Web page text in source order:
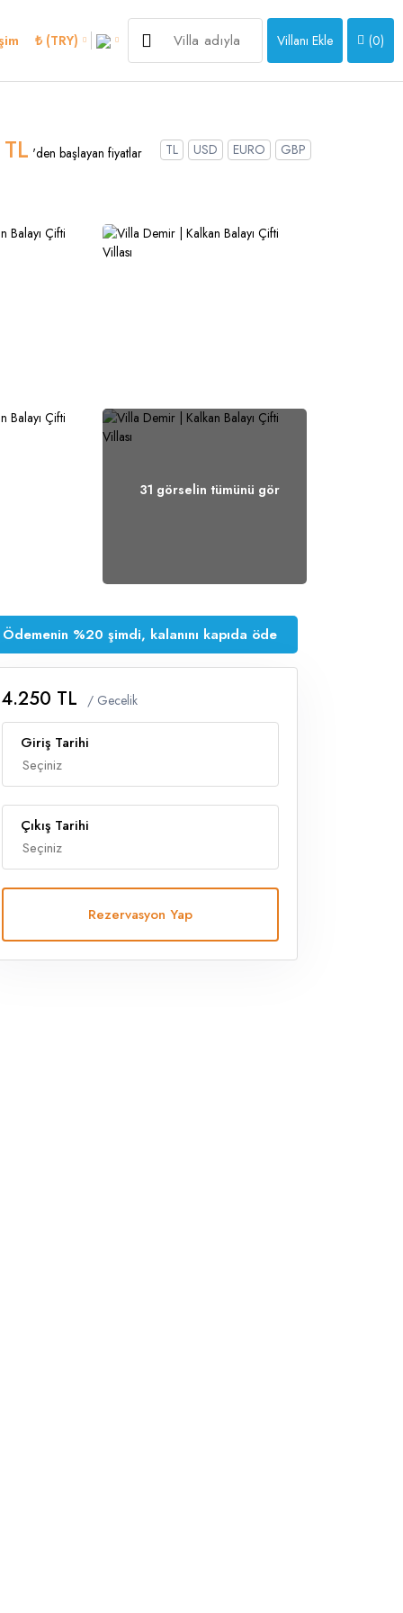
₺ (TRY) Villanı Ekle (0)
'den başlayan fiyatlar TL USD EURO GBP
31 görselin tümünü gör
4.250 ₺ 'den başlayan fiyatlar
Ödemenin %20 şimdi, kalanını kapıda öde
4.250 TL / Gecelik
Giriş Tarihi
Çıkış Tarihi
Rezervasyon Yap
Italian
>